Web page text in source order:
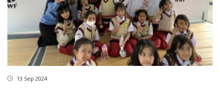
13 Sep 2024